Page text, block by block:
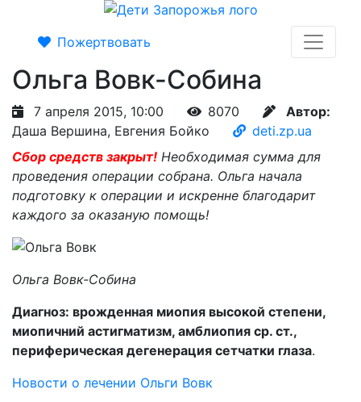
Пожертвовать
Ольга Вовк-Собина
7 апреля 2015, 10:00 8070
Автор:
Даша Вершина, Евгения Бойко
deti.zp.ua
Сбор средств закрыт! Необходимая сумма для
проведения операции собрана. Ольга начала
подготовку к операции и искренне благодарит
каждого за оказаную помощь!
Ольга Вовк-Собина
Диагноз: врожденная миопия высокой степени,
миопичний астигматизм, амблиопия ср. ст.,
периферическая дегенерация сетчатки глаза.
Новости о лечении Ольги Вовк